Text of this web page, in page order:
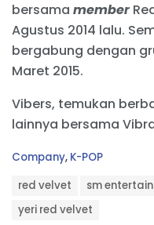
bersama member
Agustus 2014 lalu.
bergabung dengan
Maret 2015.
Vibers, temukan
lainnya bersama
C
g
Company, K-POP
g
red velvet sm
yeri red velvet